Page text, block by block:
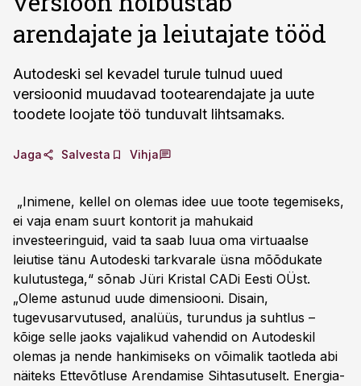
arendajate ja leiutajate tööd
Autodeski sel kevadel turule tulnud uued
versioonid muudavad tootearendajate ja uute
toodete loojate töö tunduvalt lihtsamaks.
Jaga Salvesta Vihja
„Inimene, kellel on olemas idee uue toote tegemiseks,
ei vaja enam suurt kontorit ja mahukaid
investeeringuid, vaid ta saab luua oma virtuaalse
leiutise tänu Autodeski tarkvarale üsna mõõdukate
kulutustega,“ sõnab Jüri Kristal CADi Eesti OÜst.
„Oleme astunud uude dimensiooni. Disain,
tugevusarvutused, analüüs, turundus ja suhtlus –
kõige selle jaoks vajalikud vahendid on Autodeskil
olemas ja nende hankimiseks on võimalik taotleda abi
näiteks Ettevõtluse Arendamise Sihtasutuselt. Energia-